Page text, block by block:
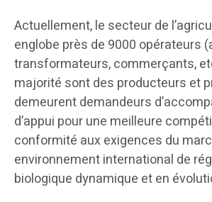
Actuellement, le secteur de
englobe près de 9000 opérateurs
transformateurs, commerçants,
majorité sont des producteurs et
demeurent demandeurs
d’appui pour une meilleure
conformité aux exigences du
environnement international de
biologique dynamique et en